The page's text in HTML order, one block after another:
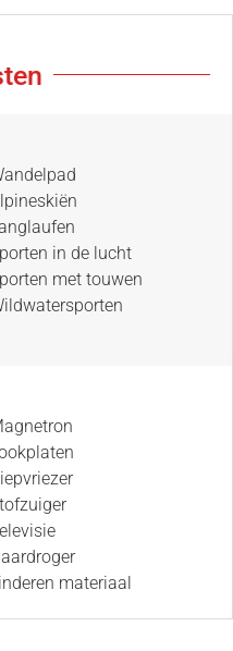
in de lucht
met touwen
materiaal